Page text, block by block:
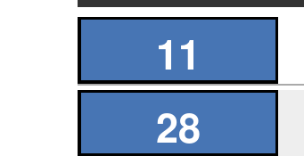
の
11
28